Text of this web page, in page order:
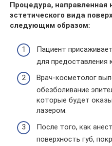
Процедура, направленная
эстетического вида
следующим образом:
Пациент
для предоставления
Врач-косметолог
обезболивание
которые будет
лазером.
После того, как
поверхность губ,